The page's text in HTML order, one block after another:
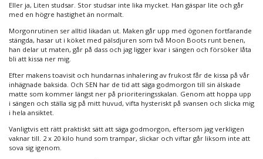
Eller ja, Liten studsar. Stor studsar inte lika mycket. Han gäspar lite och går
med en högre hastighet än normalt.
Morgonrutinen ser alltid likadan ut. Maken går upp med ögonen fortfarande
stängda, hasar ut i köket med pälsdjuren som två Moon Boots runt benen,
han delar ut maten, går på dass och jag ligger kvar i sängen och försöker låta
bli att kissa ner mig.
Efter makens toavisit och hundarnas inhalering av frukost får de kissa på vår
inhägnade baksida. Och SEN har de tid att säga godmorgon till sin älskade
matte som kommer längst ner på prioriteringsskalan. Genom att hoppa upp
i sängen och ställa sig på mitt huvud, vifta hysteriskt på svansen och slicka mig
i hela ansiktet.
Vanligtvis ett rätt praktiskt sätt att säga godmorgon, eftersom jag verkligen
vaknar till. 2 x 20 kilo hund som trampar, slickar och viftar går liksom inte att
sova sig igenom.